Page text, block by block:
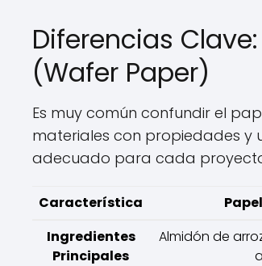
Diferencias
(Wafer Paper)
Es muy común confundir el
materiales con propiedades y
adecuado para cada
Característica
Ingredientes
Principales
Almidón de